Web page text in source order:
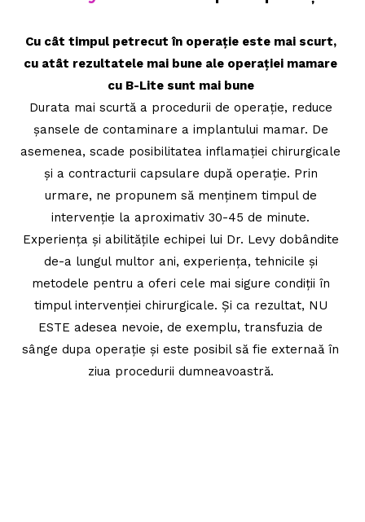
Cu cât timpul petrecut în operație este mai scurt,
cu atât rezultatele mai bune ale operației mamare
cu B-Lite sunt mai bune
Durata mai scurtă a procedurii de operație, reduce
șansele de contaminare a implantului mamar. De
asemenea, scade posibilitatea inflamației chirurgicale
și a contracturii capsulare după operație. Prin
urmare, ne propunem să menținem timpul de
intervenție la aproximativ 30-45 de minute.
Experiența și abilitățile echipei lui Dr. Levy dobândite
de-a lungul multor ani, experiența, tehnicile și
metodele pentru a oferi cele mai sigure condiții în
timpul intervenției chirurgicale. Și ca rezultat, NU
ESTE adesea nevoie, de exemplu, transfuzia de
sânge dupa operație și este posibil să fie externaă în
ziua procedurii dumneavoastră.